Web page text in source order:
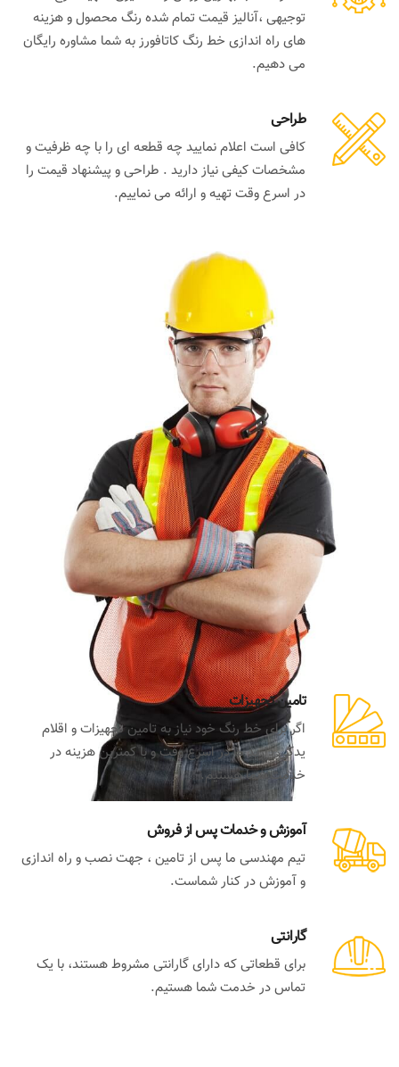
توجیهی ،آنالیز قیمت تمام شده رنگ محصول و هزینه
های راه اندازی خط رنگ کاتافورز به شما مشاوره رایگان
می دهیم.
طراحی
کافی است اعلام نمایید چه قطعه ای را با چه ظرفیت و
مشخصات کیفی نیاز دارید . طراحی و پیشنهاد قیمت را
در اسرع وقت تهیه و ارائه می نماییم.
تامین تجهیزات
اگر برای خط رنگ خود نیاز به تامین تجهیزات و اقلام
یدکی دارید ما در اسرع وقت و با کمترین هزینه در
خدمت شما هستیم.
آموزش و خدمات پس از فروش
تیم مهندسی ما پس از تامین ، جهت نصب و راه اندازی
و آموزش در کنار شماست.
گارانتی
برای قطعاتی که دارای گارانتی مشروط هستند، با یک
تماس در خدمت شما هستیم.